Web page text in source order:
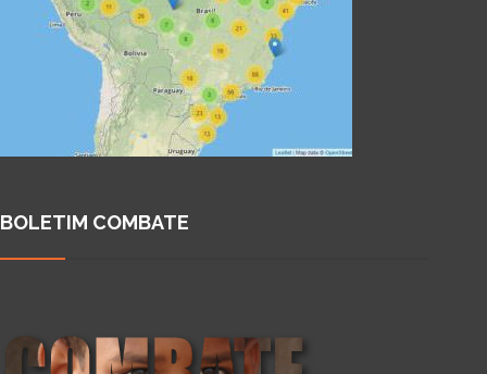
BOLETIM COMBATE